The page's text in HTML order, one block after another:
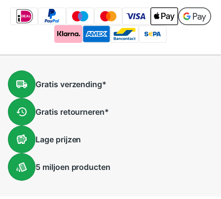
Gratis verzending*
Gratis retourneren*
Lageprijzen
5 miljoen producten